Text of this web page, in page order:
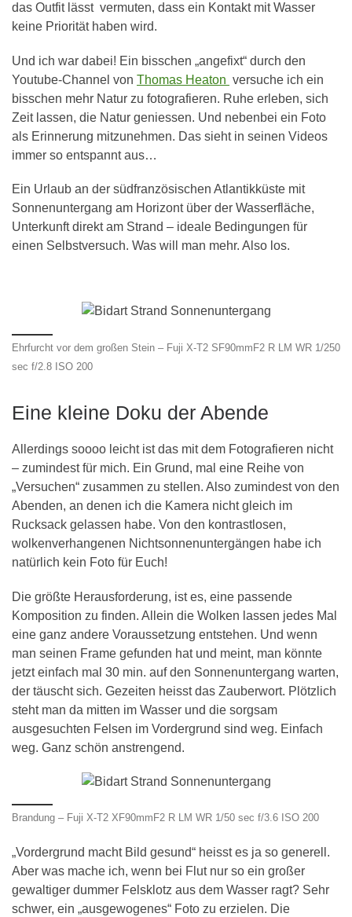
das Outfit lässt vermuten, dass ein Kontakt mit Wasser
keine Priorität haben wird.
Und ich war dabei! Ein bisschen „angefixt“ durch den
Youtube-Channel von Thomas Heaton versuche ich ein
bisschen mehr Natur zu fotografieren. Ruhe erleben, sich
Zeit lassen, die Natur geniessen. Und nebenbei ein Foto
als Erinnerung mitzunehmen. Das sieht in seinen Videos
immer so entspannt aus…
Ein Urlaub an der südfranzösischen Atlantikküste mit
Sonnenuntergang am Horizont über der Wasserfläche,
Unterkunft direkt am Strand – ideale Bedingungen für
einen Selbstversuch. Was will man mehr. Also los.
Ehrfurcht vor dem großen Stein – Fuji X-T2 SF90mmF2 R LM WR 1/250
sec f/2.8 ISO 200
Eine kleine Doku der Abende
Allerdings soooo leicht ist das mit dem Fotografieren nicht
– zumindest für mich. Ein Grund, mal eine Reihe von
„Versuchen“ zusammen zu stellen. Also zumindest von den
Abenden, an denen ich die Kamera nicht gleich im
Rucksack gelassen habe. Von den kontrastlosen,
wolkenverhangenen Nichtsonnenuntergängen habe ich
natürlich kein Foto für Euch!
Die größte Herausforderung, ist es, eine passende
Komposition zu finden. Allein die Wolken lassen jedes Mal
eine ganz andere Voraussetzung entstehen. Und wenn
man seinen Frame gefunden hat und meint, man könnte
jetzt einfach mal 30 min. auf den Sonnenuntergang warten,
der täuscht sich. Gezeiten heisst das Zauberwort. Plötzlich
steht man da mitten im Wasser und die sorgsam
ausgesuchten Felsen im Vordergrund sind weg. Einfach
weg. Ganz schön anstrengend.
Brandung – Fuji X-T2 XF90mmF2 R LM WR 1/50 sec f/3.6 ISO 200
„Vordergrund macht Bild gesund“ heisst es ja so generell.
Aber was mache ich, wenn bei Flut nur so ein großer
gewaltiger dummer Felsklotz aus dem Wasser ragt? Sehr
schwer, ein „ausgewogenes“ Foto zu erzielen. Die